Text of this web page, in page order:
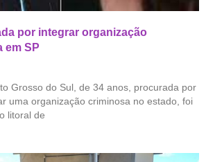
por integrar organização
em SP
Grosso do Sul, de 34 anos, procurada por
uma organização criminosa no estado, foi
litoral de